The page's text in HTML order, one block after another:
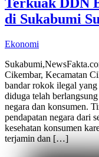
di Sukabumi
Ekonomi
Cikembar, Kecamatan
bandar rokok ilegal
diduga telah
negara dan konsumen.
pendapatan negara dari
kesehatan konsumen
terjamin dan […]